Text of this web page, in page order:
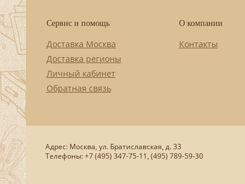
Сервис и помощь
Доставка Москва
Доставка регионы
Личный кабинет
Обратная связь
О компании
Контакты
Адрес: Москва, ул. Братиславская, д. 33
Телефоны: +7 (495) 347-75-11, (495) 789-59-30